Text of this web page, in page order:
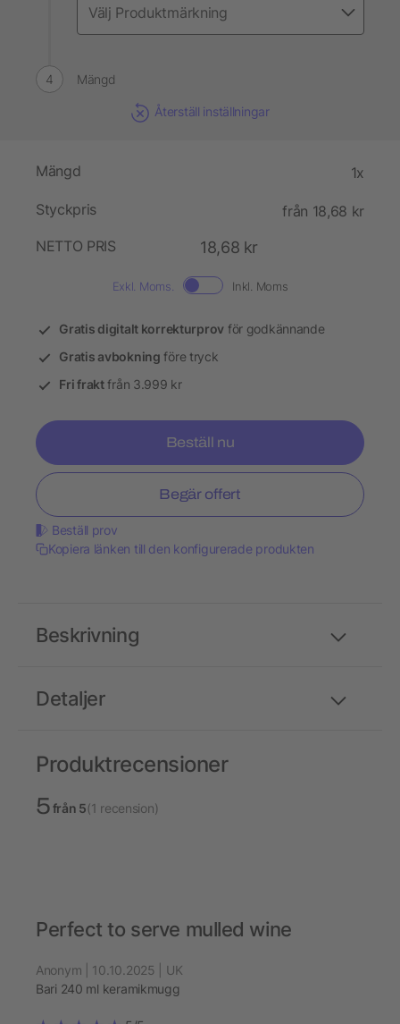
Mängd
Återställ inställningar
Mängd 1x
Styckpris
från 18,68 kr
NETTO PRIS
18,68 kr
Exkl. Moms. Inkl. Moms
Gratis digitalt korrekturprov för godkännande
Gratis avbokning före tryck
Fri fraktfrån 3.999 kr
Beställ nu
Begär offert
Beställ prov
Kopiera länken till den konfigurerade produkten
Detaljer
Beskrivning
Produktrecensioner
5från 5(1 recension)
Perfect to serve mulled wine
Anonym | 10.10.2025 | UK
Bari 240 ml keramikmugg